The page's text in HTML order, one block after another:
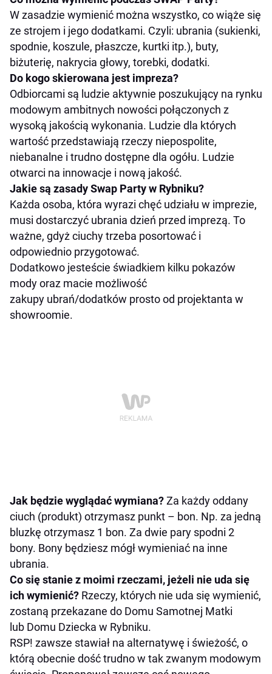
W zasadzie wymienić można wszystko, co wiąże się
ze strojem i jego dodatkami. Czyli: ubrania (sukienki,
spodnie, koszule, płaszcze, kurtki itp.), buty,
biżuterię, nakrycia głowy, torebki, dodatki.
Do kogo skierowana jest impreza?
Odbiorcami są ludzie aktywnie poszukujący na rynku
modowym ambitnych nowości połączonych z
wysoką jakością wykonania. Ludzie dla których
wartość przedstawiają rzeczy niepospolite,
niebanalne i trudno dostępne dla ogółu. Ludzie
otwarci na innowacje i nową jakość.
Jakie są zasady Swap Party w Rybniku?
Każda osoba, która wyrazi chęć udziału w imprezie,
musi dostarczyć ubrania dzień przed imprezą. To
ważne, gdyż ciuchy trzeba posortować i
odpowiednio przygotować.
Dodatkowo jesteście świadkiem kilku pokazów
mody oraz macie możliwość
zakupy ubrań/dodatków prosto od projektanta w
showroomie.
Jak będzie wyglądać wymiana?Za każdy oddany
ciuch (produkt) otrzymasz punkt – bon. Np. za jedną
bluzkę otrzymasz 1 bon. Za dwie pary spodni 2
bony. Bony będziesz mógł wymieniać na inne
ubrania.
Co się stanie z moimi rzeczami, jeżeli nie uda się
ich wymienić? Rzeczy, których nie uda się wymienić,
zostaną przekazane do Domu Samotnej Matki
lub Domu Dziecka w Rybniku.
RSP! zawsze stawiał na alternatywę i świeżość, o
którą obecnie dość trudno w tak zwanym modowym